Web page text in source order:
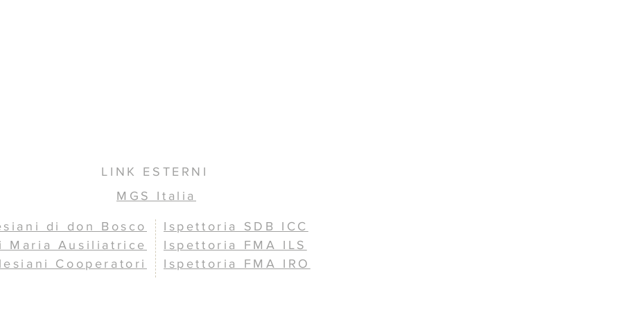
LINK ESTERNI
MGS Italia
di don Bosco
Maria Ausiliatrice
Cooperatori
Ispettoria SDB ICC
Ispettoria FMA ILS
Ispettoria FMA IRO